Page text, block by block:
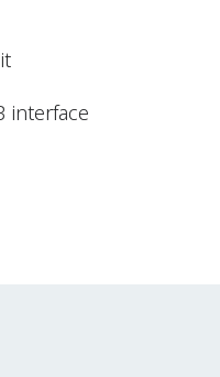
interface